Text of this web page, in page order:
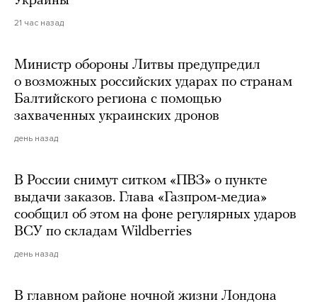
21 час назад
Министр обороны Литвы предупредил
о возможных российских ударах по странам
Балтийского региона с помощью
захваченных украинских дронов
день назад
В России снимут ситком «ПВЗ» о пункте
выдачи заказов. Глава «Газпром-медиа»
сообщил об этом на фоне регулярных ударов
ВСУ по складам Wildberries
день назад
В главном районе ночной жизни Лондона